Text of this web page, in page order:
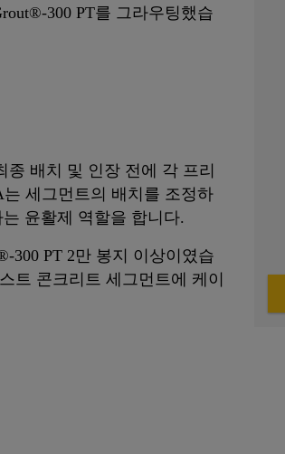
300 PT를 그라우팅했습
종 배치 및 인장 전에 각 프리
세그먼트의 배치를 조정하
윤활제 역할을 합니다.
300 PT 2만 봉지 이상이였습
트 콘크리트 세그먼트에 케이